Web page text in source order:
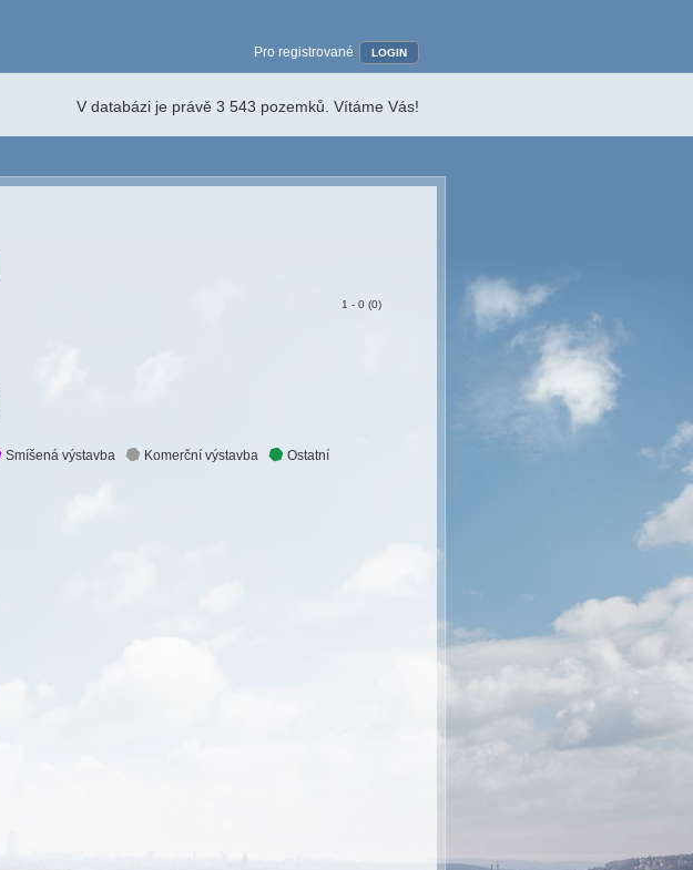
Pro registrované LOGIN
V databázi je právě 3 543 pozemků. Vítáme Vás!
1 - 0 (0)
Smíšená výstavba Komerční výstavba Ostatní